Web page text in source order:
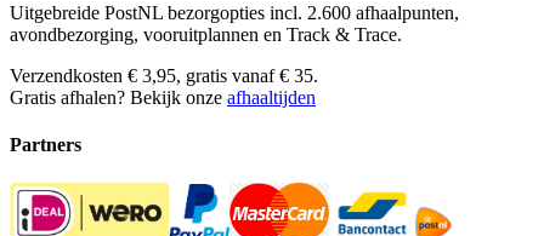
Uitgebreide PostNL bezorgopties incl. 2.600 afhaalpunten,
avondbezorging, vooruitplannen en Track & Trace.
Verzendkosten € 3,95, gratis vanaf € 35.
Gratis afhalen? Bekijk onze afhaaltijden
Partners